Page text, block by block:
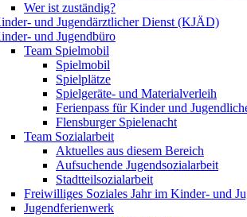
Wer ist zuständig?
und Jugendärztlicher Dienst (KJÄD)
und Jugendbüro
Team Spielmobil
Spielmobil
Spielplätze
Spielgeräte- und Materialverleih
Ferienpass für Kinder und
Flensburger Spielenacht
Team Sozialarbeit
Aktuelles aus diesem Bereich
Aufsuchende Jugendsozialarbeit
Stadtteilsozialarbeit
Freiwilliges Soziales Jahr im Kinder- und
Jugendferienwerk